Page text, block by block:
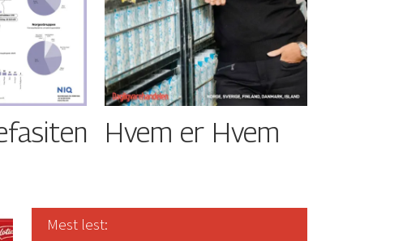
Hvem er Hvem
Mest lest: